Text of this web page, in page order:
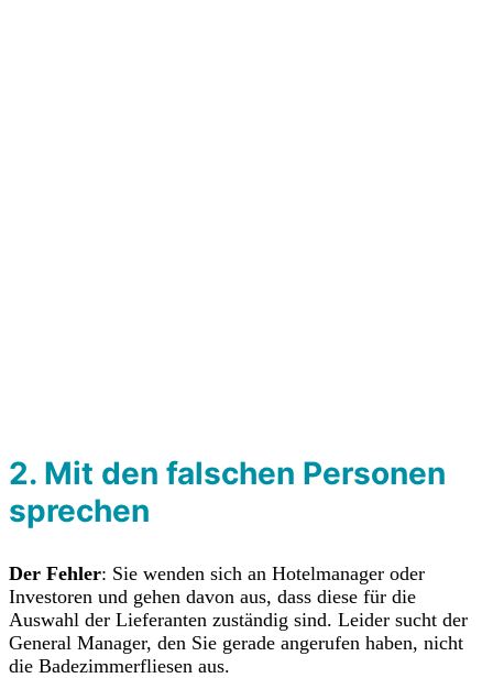
2. Mit den falschen Personen
sprechen
Der Fehler: Sie wenden sich an Hotelmanager oder
Investoren und gehen davon aus, dass diese für die
Auswahl der Lieferanten zuständig sind. Leider sucht der
General Manager, den Sie gerade angerufen haben, nicht
die Badezimmerfliesen aus.